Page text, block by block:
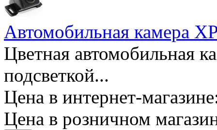
Автомобильная камера
Цветная автомобильная
подсветкой...
Цена в интернет-
Цена в розничном